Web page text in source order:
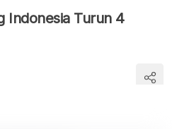
Indonesia Turun 4